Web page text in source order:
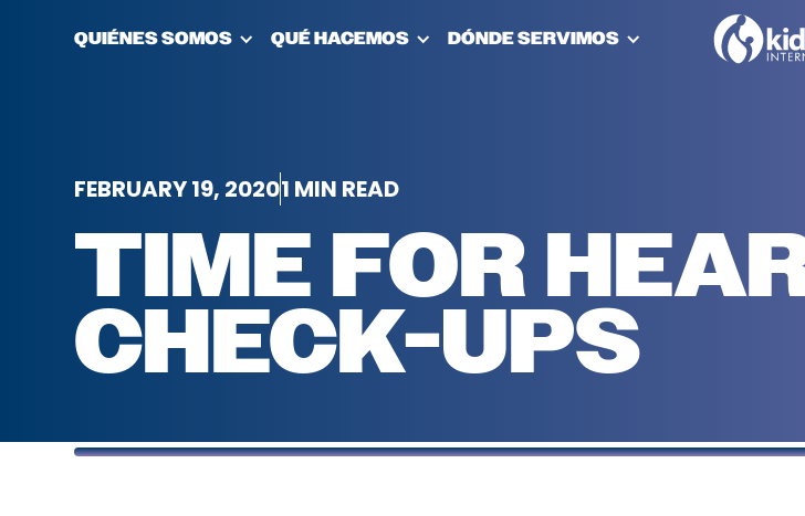
QUIÉNES SOMOS QUÉ HACEMOS DÓNDE SERVIMOS
FEBRUARY 19, 20201 MIN READ
TIME FOR
CHECK-UPS